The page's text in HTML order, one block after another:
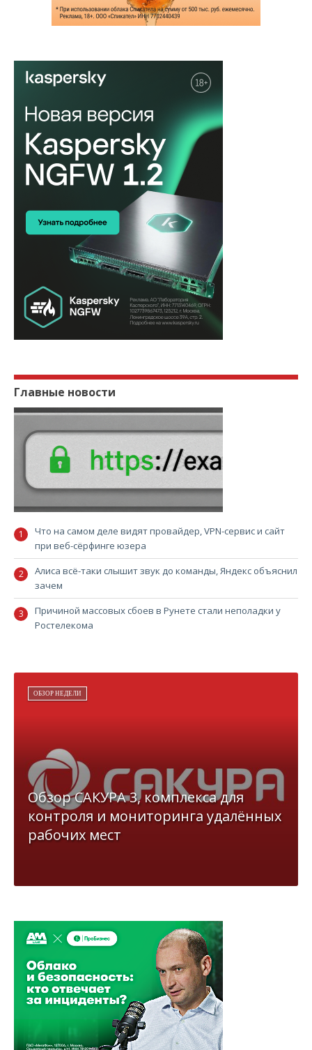
Главные новости
Что на самом деле видят провайдер, VPN-сервис и сайт
при веб-сёрфинге юзера
Алиса всё-таки слышит звук до команды, Яндекс объяснил
зачем
Причиной массовых сбоев в Рунете стали неполадки у
Ростелекома
ОБЗОР НЕДЕЛИ
Обзор САКУРА 3, комплекса для
контроля и мониторинга удалённых
рабочих мест